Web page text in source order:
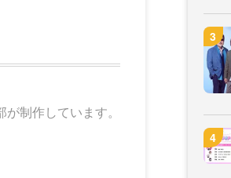
制作しています。